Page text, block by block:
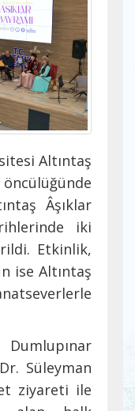
Altıntaş
Âşıklar
iki
Etkinlik,
ise Altıntaş
Süleyman
ziyareti ile